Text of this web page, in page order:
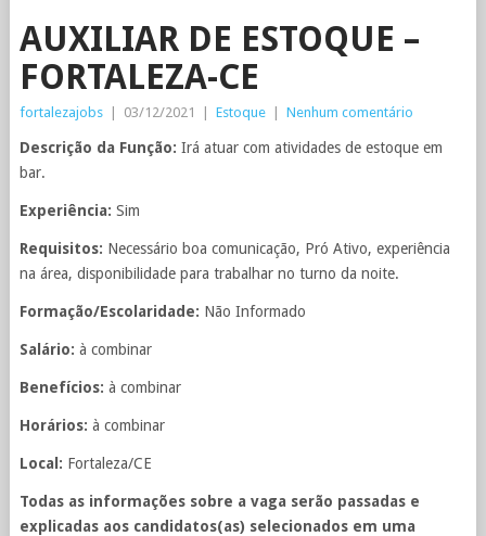
AUXILIAR DE ESTOQUE –
FORTALEZA-CE
fortalezajobs 03/12/2021 Estoque Nenhum comentário
Descrição da Função: Irá atuar com atividades de estoque em
bar.
Experiência: Sim
Requisitos: Necessário boa comunicação, Pró Ativo, experiência
na área, disponibilidade para trabalhar no turno da noite.
Formação/Escolaridade: Não Informado
Salário: à combinar
Benefícios: à combinar
Horários: à combinar
Local: Fortaleza/CE
Todas as informações sobre a vaga serão passadas e
explicadas aos candidatos(as) selecionados em uma